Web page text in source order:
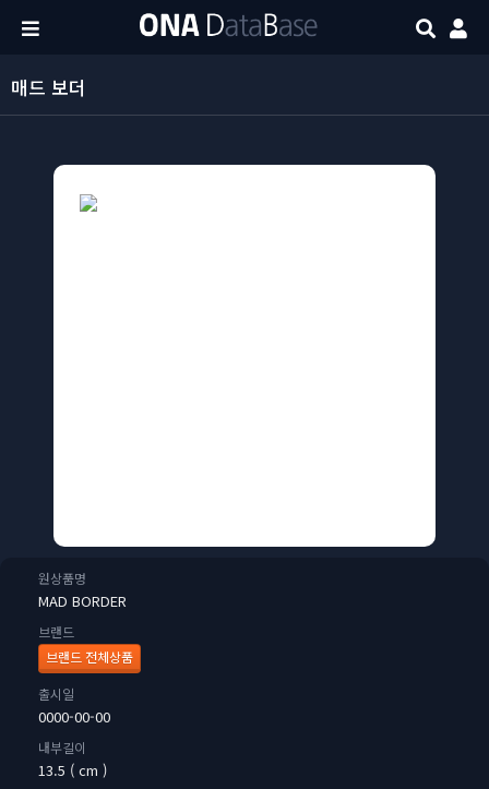
매드 보더
원상품명
MAD BORDER
브랜드
브랜드 전체상품
출시일
0000-00-00
내부길이
13.5 ( cm )